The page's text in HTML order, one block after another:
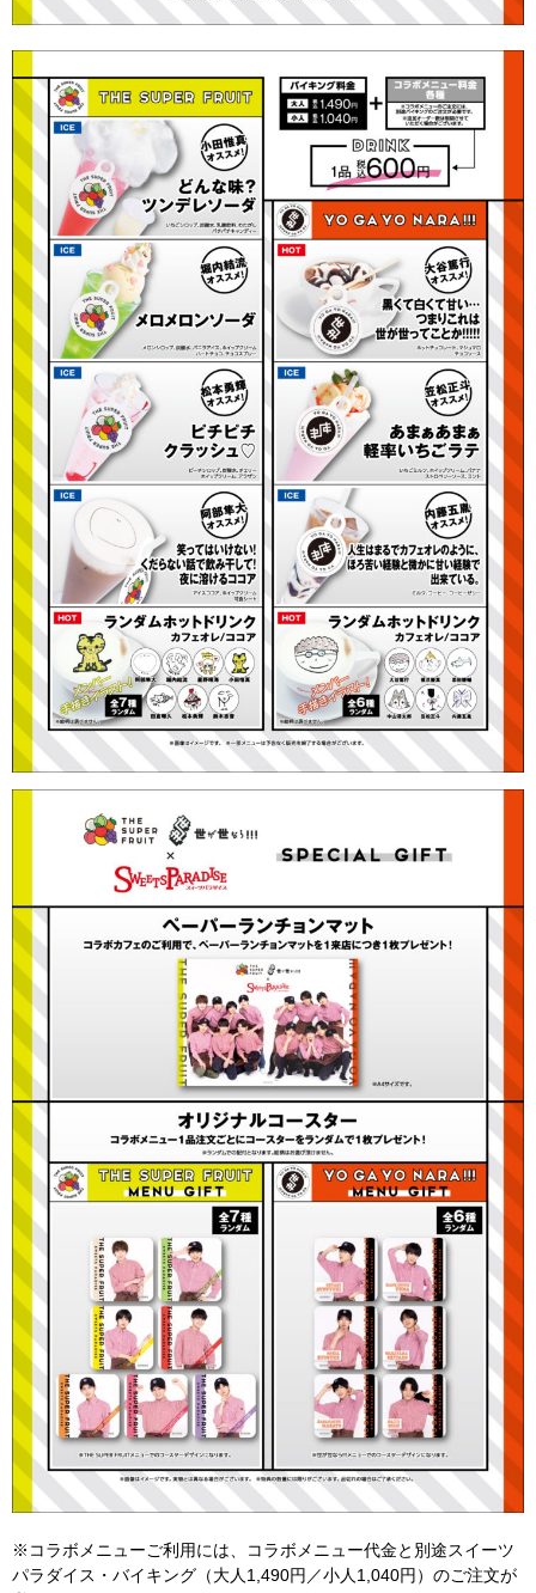
※コラボメニューご利用には、コラボメニュー代金と別途スイーツ
パラダイス・バイキング（大人1,490円／小人1,040円）のご注文が